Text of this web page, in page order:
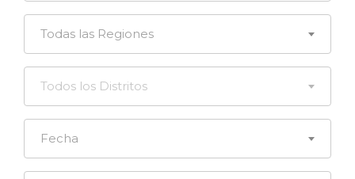
Todas las Regiones
Todos los Distritos
Fecha